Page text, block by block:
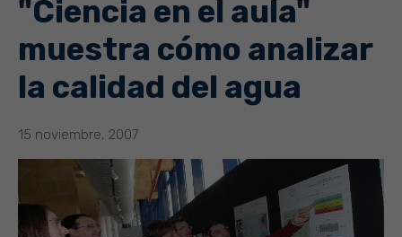
"Ciencia en el aula"
muestra cómo analizar
la calidad del agua
15 noviembre, 2007